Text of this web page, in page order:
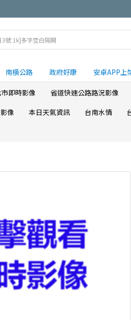
南横公路 政府好康 安卓APP上
即時影像 省道快速公路路況影像
像 本日天氣資訊 台南水情